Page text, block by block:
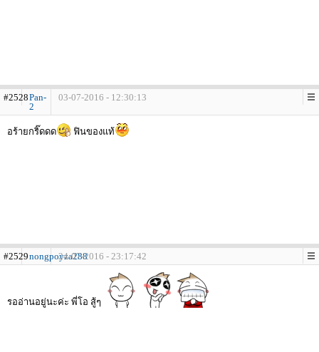
#2528Pan-
2
03-07-2016 - 12:30:13
อร้ายกริ๊ดดด ฟินของแท้
#2529nongpoyza28824-07-2016 - 23:17:42
รออ่านอยู่นะค่ะ พี่โอ สู้ๆ